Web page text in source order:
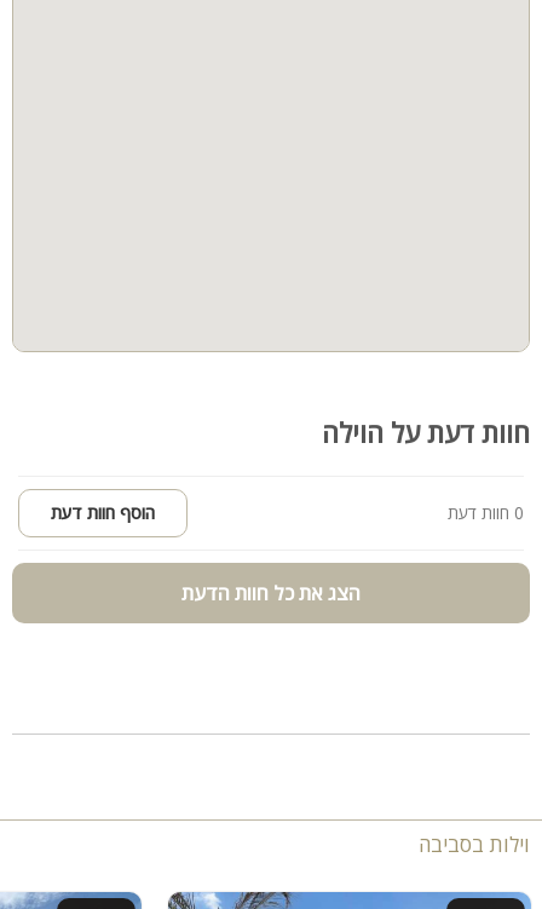
חוות דעת על הוילה
0 חוות דעת הוסף חוות דעת
הצג את כל חוות הדעת
וילות בסביבה